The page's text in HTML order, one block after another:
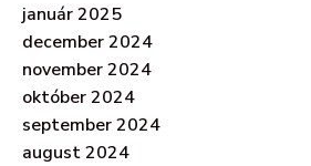
január 2025
december 2024
november 2024
október 2024
september 2024
august 2024